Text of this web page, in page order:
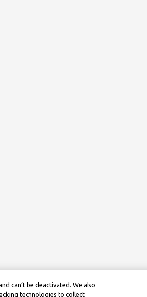
can’t be deactivated. We also
technologies to collect